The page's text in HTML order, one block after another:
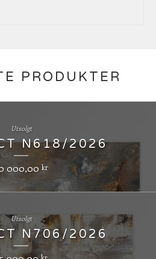
PRODUKTER
N618/2026
000,00 kr
Utsolgt
N706/2026
kr
Utsolgt